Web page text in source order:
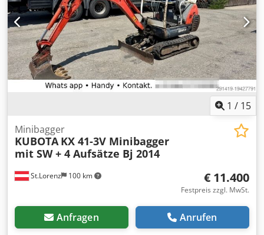
1 / 15
St.Lorenz 100 km
Minibagger
KUBOTA KX 41-3V Minibagger
mit SW + 4 Aufsätze Bj 2014
€ 11.400
Festpreis zzgl. MwSt.
Anfragen Anrufen